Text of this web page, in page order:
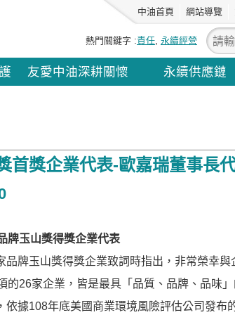
中油首頁 網站導覽
熱門關鍵字 責任 永續經營
友愛中油深耕關懷 永續供應鏈
首獎企業代表-歐嘉瑞董事長
牌玉山獎得獎企業代表
品牌玉山獎得獎企業致詞時指出，非常榮幸
的26家企業，皆是最具「品質、品牌、品味
依據108年底美國商業環境風險評估公司發